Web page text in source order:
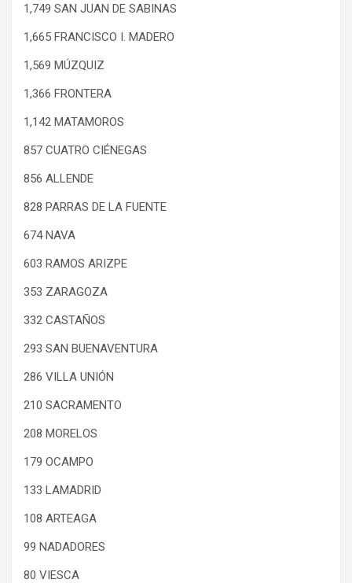
1,749 SAN JUAN DE SABINAS
1,665 FRANCISCO I. MADERO
1,569 MÚZQUIZ
1,366 FRONTERA
1,142 MATAMOROS
857 CUATRO CIÉNEGAS
856 ALLENDE
828 PARRAS DE LA FUENTE
674 NAVA
603 RAMOS ARIZPE
353 ZARAGOZA
332 CASTAÑOS
293 SAN BUENAVENTURA
286 VILLA UNIÓN
210 SACRAMENTO
208 MORELOS
179 OCAMPO
133 LAMADRID
108 ARTEAGA
99 NADADORES
80 VIESCA